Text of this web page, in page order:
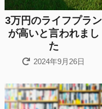
3万円のライフプラン
が高いと言われまし
た
2024年9月26日